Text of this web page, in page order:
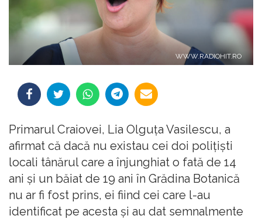
WWW.RADIOHIT.RO
Primarul Craiovei, Lia Olguţa Vasilescu, a
afirmat că dacă nu existau cei doi poliţişti
locali tânărul care a înjunghiat o fată de 14
ani şi un băiat de 19 ani în Grădina Botanică
nu ar fi fost prins, ei fiind cei care l-au
identificat pe acesta şi au dat semnalmente